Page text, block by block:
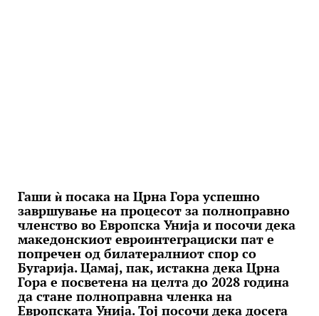
Гаши ѝ посака на Црна Гора успешно
завршување на процесот за полноправно
членство во Европска Унија и посочи дека
македонскиот евроинтеграциски пат е
попречен од билатералниот спор со
Бугарија. Цамај, пак, истакна дека Црна
Гора е посветена на целта до 2028 година
да стане полноправна членка на
Европската Унија. Тој посочи дека досега